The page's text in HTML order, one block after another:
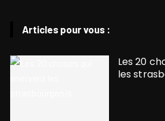
Articles pour vous :
Les 20
les